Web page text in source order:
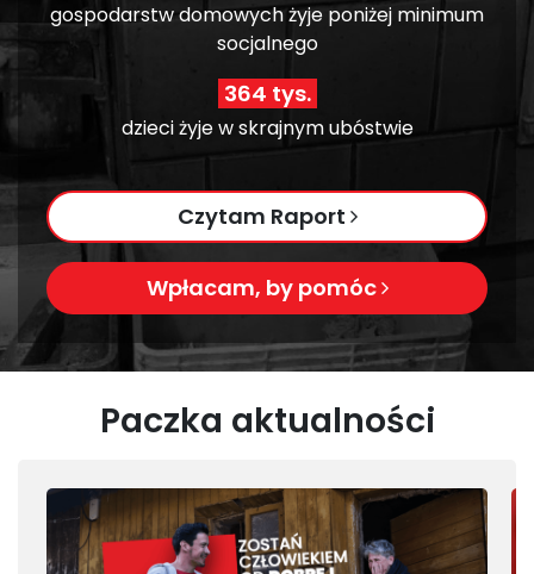
gospodarstw domowych żyje poniżej minimum
socjalnego
364 tys.
dzieci żyje w skrajnym ubóstwie
Czytam Raport
Wpłacam, by pomóc
Paczka aktualności